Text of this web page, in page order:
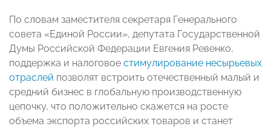
По словам заместителя секретаря Генерального
совета «Единой России», депутата Государственной
Думы Российской Федерации Евгения Ревенко,
поддержка и налоговое стимулирование несырьевых
отраслей позволят встроить отечественный малый и
средний бизнес в глобальную производственную
цепочку, что положительно скажется на росте
объема экспорта российских товаров и станет